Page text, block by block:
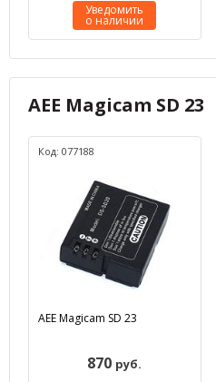
Уведомить
о наличии
AEE Magicam SD 23
Код: 077188
AEE Magicam SD 23
870 руб.